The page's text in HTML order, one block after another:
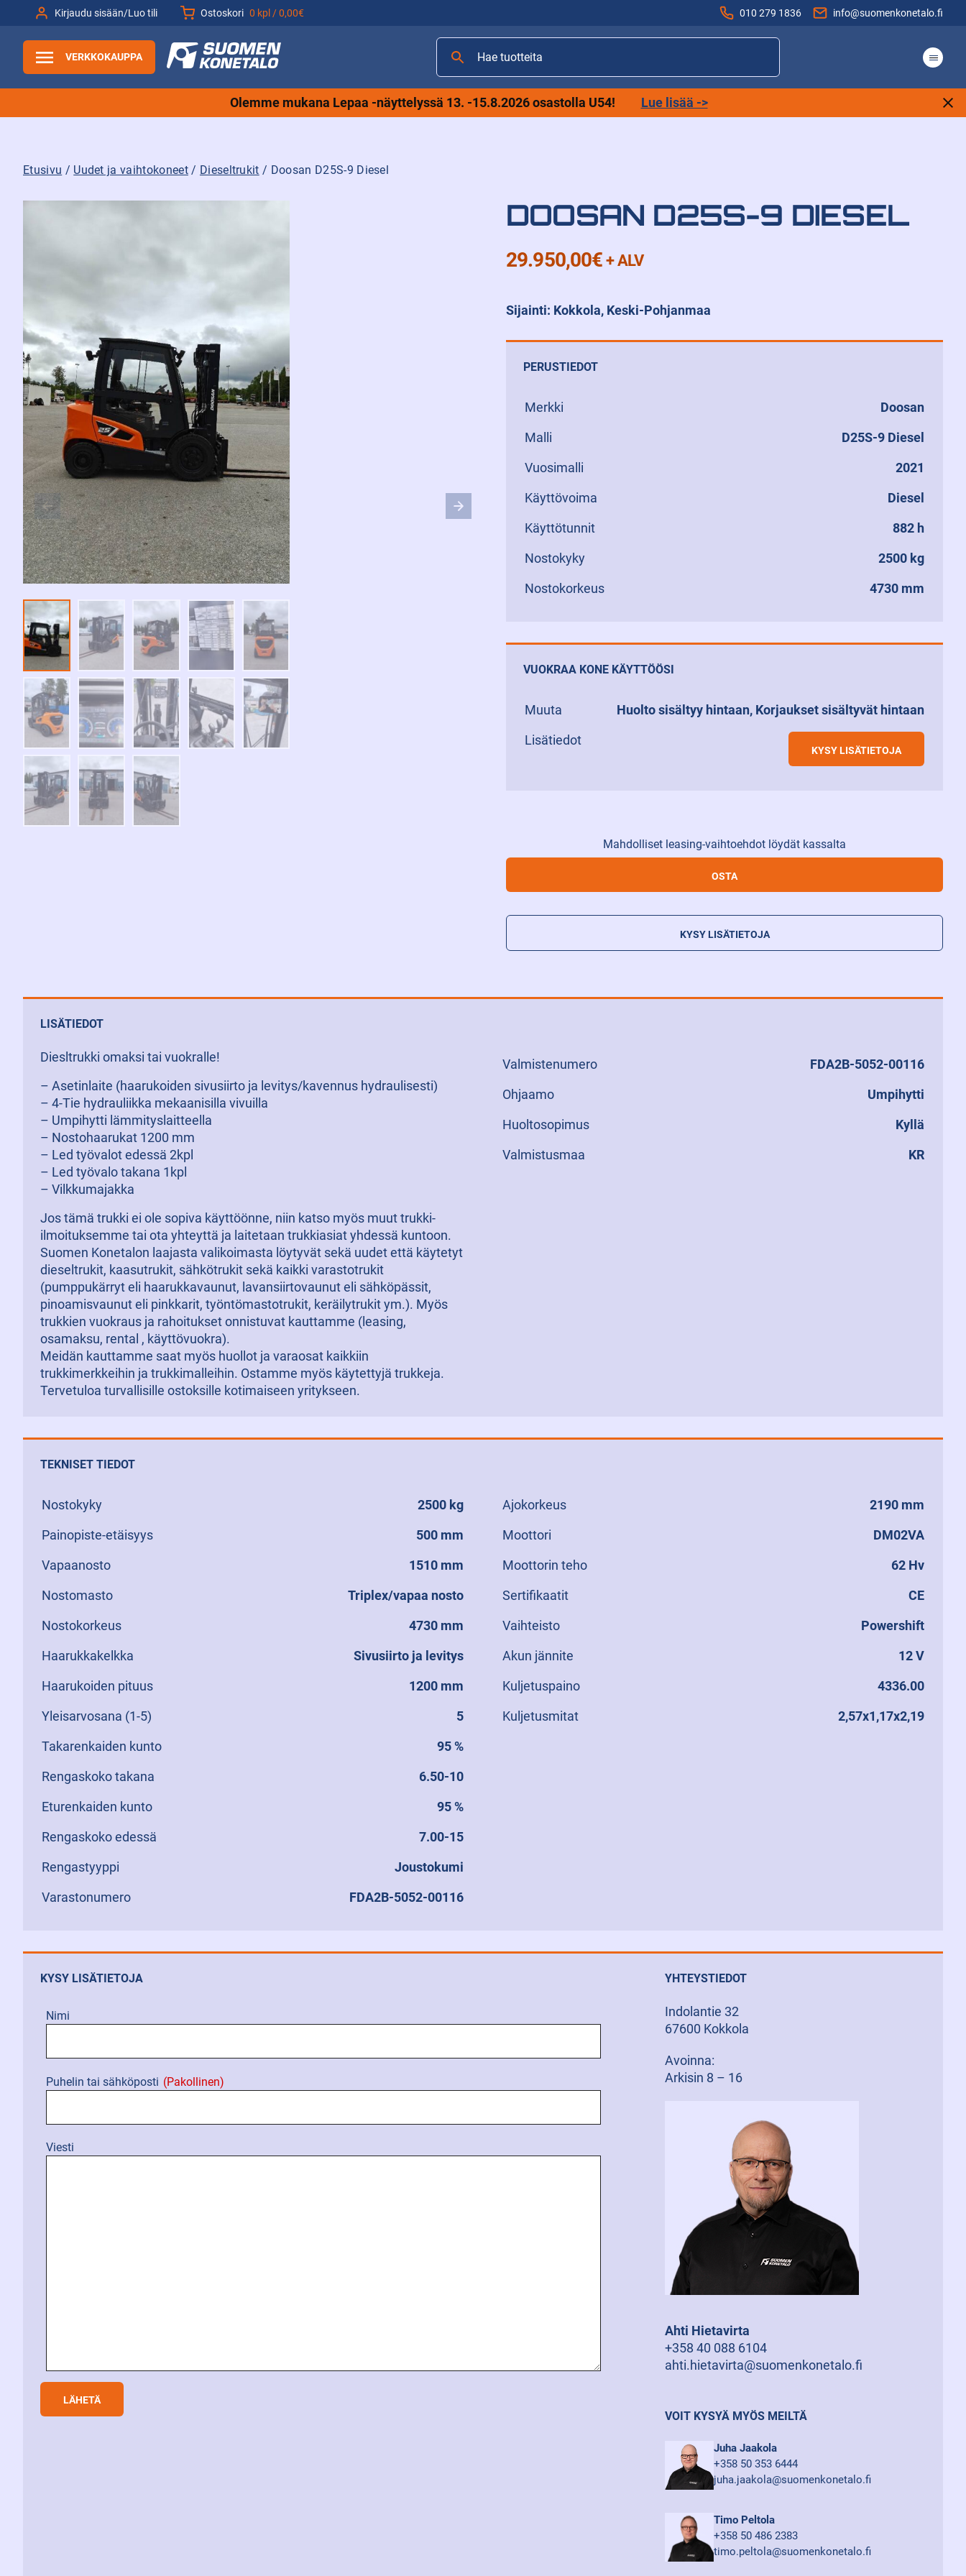
Kirjaudu sisään/Luo tili Ostoskori 0 kpl /0,00€ 010 279 1836 info@suomenkonetalo.fi
VERKKOKAUPPA
Hae
tuotteita
Olemme mukana Lepaa -näyttelyssä 13. -15.8.2026 osastolla U54! Lue lisää ->
Etusivu / Uudet ja vaihtokoneet/ Dieseltrukit / Doosan D25S-9 Diesel
DOOSAN D25S-9 DIESEL
Sijainti: Kokkola, Keski-Pohjanmaa
29.950,00€ + ALV
Mahdolliset leasing-vaihtoehdot löydät kassalta
Doosan
Diesel
OSTA
KYSY LISÄTIETOJA
PERUSTIEDOT
Merkki
Doosan
Malli
D25S-9 Diesel
Vuosimalli
2021
Käyttövoima
Diesel
Käyttötunnit
882 h
Nostokyky
2500 kg
Nostokorkeus
4730 mm
VUOKRAA KONE KÄYTTÖÖSI
Muuta
Huolto sisältyy hintaan, Korjaukset sisältyvät hintaan
Lisätiedot
KYSY LISÄTIETOJA
LISÄTIEDOT
Diesltrukki omaksi tai vuokralle!
– Asetinlaite (haarukoiden sivusiirto ja levitys/kavennus hydraulisesti)
– 4-Tie hydrauliikka mekaanisilla vivuilla
– Umpihytti lämmityslaitteella
– Nostohaarukat 1200 mm
– Led työvalot edessä 2kpl
– Led työvalo takana 1kpl
– Vilkkumajakka
Jos tämä trukki ei ole sopiva käyttöönne, niin katso myös muut trukki-
ilmoituksemme tai ota yhteyttä ja laitetaan trukkiasiat yhdessä kuntoon.
Suomen Konetalon laajasta valikoimasta löytyvät sekä uudet että käytetyt
dieseltrukit, kaasutrukit, sähkötrukit sekä kaikki varastotrukit
(pumppukärryt eli haarukkavaunut, lavansiirtovaunut eli sähköpässit,
pinoamisvaunut eli pinkkarit, työntömastotrukit, keräilytrukit ym.). Myös
trukkien vuokraus ja rahoitukset onnistuvat kauttamme (leasing,
osamaksu, rental , käyttövuokra).
Meidän kauttamme saat myös huollot ja varaosat kaikkiin
trukkimerkkeihin ja trukkimalleihin. Ostamme myös käytettyjä trukkeja.
Tervetuloa turvallisille ostoksille kotimaiseen yritykseen.
Valmistenumero
FDA2B-5052-00116
Ohjaamo
Umpihytti
Huoltosopimus
Kyllä
Valmistusmaa
KR
TEKNISET TIEDOT
Nostokyky
2500 kg
Painopiste-etäisyys
500 mm
Vapaanosto
1510 mm
Nostomasto
Triplex/vapaa nosto
Nostokorkeus
4730 mm
Haarukkakelkka
Sivusiirto ja levitys
Haarukoiden pituus
1200 mm
Yleisarvosana (1-5)
5
Takarenkaiden kunto
95 %
Rengaskoko takana
6.50-10
Eturenkaiden kunto
95 %
Rengaskoko edessä
7.00-15
Rengastyyppi
Joustokumi
Varastonumero
FDA2B-5052-00116
Ajokorkeus
2190 mm
Moottori
DM02VA
Moottorin teho
62 Hv
Sertifikaatit
CE
Vaihteisto
Powershift
Akun jännite
12 V
Kuljetuspaino
4336.00
Kuljetusmitat
2,57x1,17x2,19
KYSY LISÄTIETOJA
Nimi
Puhelin tai sähköposti (Pakollinen)
Viesti
YHTEYSTIEDOT
Indolantie 32
67600 Kokkola
Avoinna:
Arkisin 8 – 16
Ahti Hietavirta
+358 40 088 6104
ahti.hietavirta@suomenkonetalo.fi
VOIT KYSYÄ MYÖS MEILTÄ
Juha Jaakola
+358 50 353 6444
juha.jaakola@suomenkonetalo.fi
Timo Peltola
+358 50 486 2383
timo.peltola@suomenkonetalo.fi